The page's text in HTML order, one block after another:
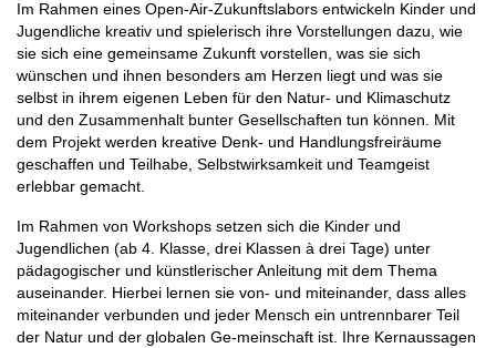
Im Rahmen eines Open-Air-Zukunftslabors entwickeln Kinder und
Jugendliche kreativ und spielerisch ihre Vorstellungen dazu, wie
sie sich eine gemeinsame Zukunft vorstellen, was sie sich
wünschen und ihnen besonders am Herzen liegt und was sie
selbst in ihrem eigenen Leben für den Natur- und Klimaschutz
und den Zusammenhalt bunter Gesellschaften tun können. Mit
dem Projekt werden kreative Denk- und Handlungsfreiräume
geschaffen und Teilhabe, Selbstwirksamkeit und Teamgeist
erlebbar gemacht.
Im Rahmen von Workshops setzen sich die Kinder und
Jugendlichen (ab 4. Klasse, drei Klassen à drei Tage) unter
pädagogischer und künstlerischer Anleitung mit dem Thema
auseinander. Hierbei lernen sie von- und miteinander, dass alles
miteinander verbunden und jeder Mensch ein untrennbarer Teil
der Natur und der globalen Ge-meinschaft ist. Ihre Kernaussagen